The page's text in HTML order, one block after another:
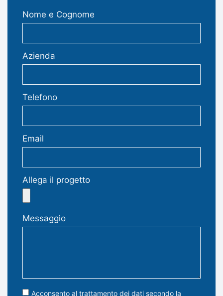
Nome e Cognome
Azienda
Telefono
Email
Allega il progetto
Messaggio
Acconsento al trattamento dei dati secondo la